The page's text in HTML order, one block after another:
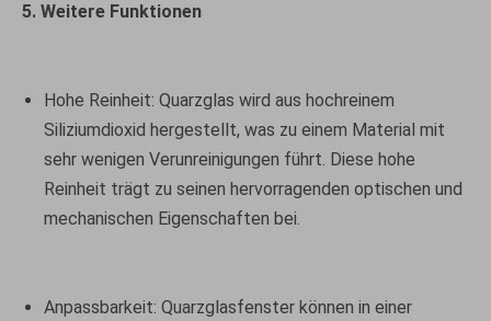
5. Weitere Funktionen
Hohe Reinheit: Quarzglas wird aus hochreinem
Siliziumdioxid hergestellt, was zu einem Material mit
sehr wenigen Verunreinigungen führt. Diese hohe
Reinheit trägt zu seinen hervorragenden optischen und
mechanischen Eigenschaften bei.
Anpassbarkeit: Quarzglasfenster können in einer